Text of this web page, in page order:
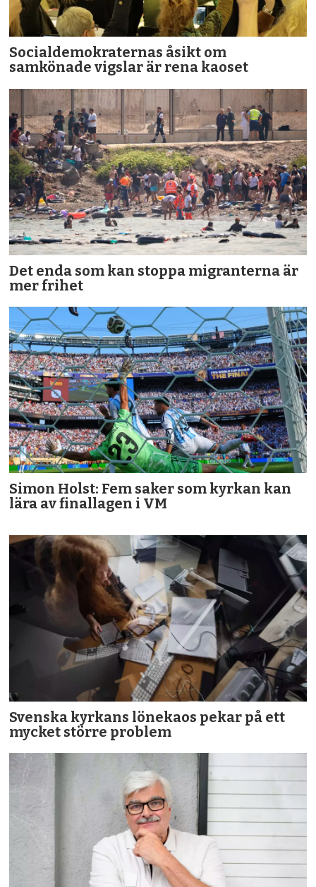
Socialdemokraternas åsikt om
samkönade vigslar är rena kaoset
Det enda som kan stoppa migranterna är
mer frihet
Simon Holst: Fem saker som kyrkan kan
lära av finallagen i VM
Svenska kyrkans lönekaos pekar på ett
mycket större problem